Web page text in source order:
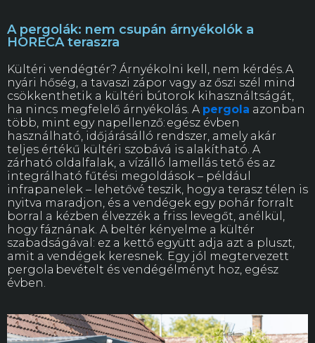
A pergolák: nem csupán árnyékolók a
HORECA teraszra
Kültéri vendégtér? Árnyékolni kell, nem kérdés. A
nyári hőség, a tavaszi zápor vagy az őszi szél mind
csökkenthetik a kültéri bútorok kihasználtságát,
ha nincs megfelelő árnyékolás. A pergola azonban
több, mint egy napellenző: egész évben
használható, időjárásálló rendszer, amely akár
teljes értékű kültéri szobává is alakítható. A
zárható oldalfalak, a vízálló lamellás tető és az
integrálható fűtési megoldások – például
infrapanelek – lehetővé teszik, hogy a terasz télen is
nyitva maradjon, és a vendégek egy pohár forralt
borral a kézben élvezzék a friss levegőt, anélkül,
hogy fáznának. A beltér kényelme a kültér
szabadságával: ez a kettő együtt adja azt a pluszt,
amit a vendégek keresnek. Egy jól megtervezett
pergola bevételt és vendégélményt hoz, egész
évben.